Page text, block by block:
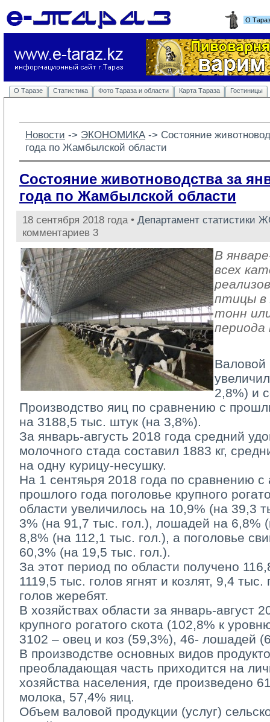
О
О Таразе Статистика Фото Тараза и области Карта Тараза Гостиницы
Новости -> ЭКОНОМИКА -> Состояние
года по Жамбылской области
Состояние животноводства за
года по Жамбылской области
18 сентября 2018 года • Департамент статистики
комментариев 3
В
всех
птицы в
тонн
периода
Валовой
2,8%) и
Производство яиц по сравнению с
на 3188,5 тыс. штук (на 3,8%).
За январь-августь 2018 года средний
молочного стада составил 1883 кг,
на одну курицу-несушку.
На 1 сентяьря 2018 года по сравнению
прошлого года поголовье крупного
области увеличилось на 10,9% (на 39,3
3% (на 91,7 тыс. гол.), лошадей на 6,8%
8,8% (на 112,1 тыс. гол.), а поголовье
60,3% (на 19,5 тыс. гол.).
За этот период по области получено
1119,5 тыс. голов ягнят и козлят, 9,4
голов жеребят.
В хозяйствах области за январь-август
крупного рогатого скота (102,8% к
3102 – овец и коз (59,3%), 46- лошадей
В производстве основных видов
преобладающая часть приходится на
хозяйства населения, где произведено
молока, 57,4% яиц.
Объем валовой продукции (услуг)